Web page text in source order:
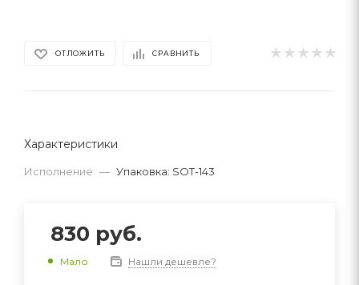
ОТЛОЖИТЬ СРАВНИТЬ
Характеристики
Исполнение — Упаковка: SOT-143
830 руб.
Мало Нашли дешевле?